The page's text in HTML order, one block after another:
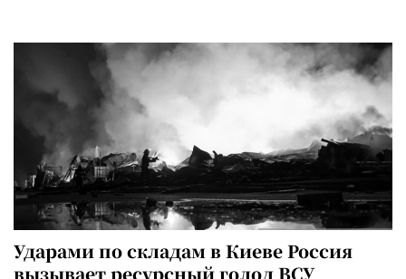
Ударами по складам в Киеве Россия
вызывает ресурсный голод ВСУ